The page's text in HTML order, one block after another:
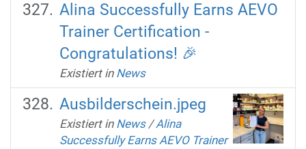
Alina Successfully Earns AEVO
Trainer Certification -
Congratulations! 🎉
Existiert in News
Ausbilderschein.jpeg
Existiert in News /Alina
Successfully Earns AEVO Trainer